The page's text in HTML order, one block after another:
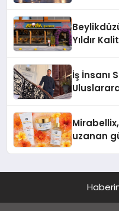
Yıldır
İş İnsanı
uzanan